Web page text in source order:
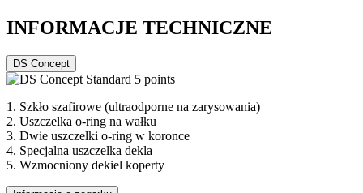
INFORMACJE TECHNICZNE
DS Concept
1. Szkło szafirowe (ultraodporne na zarysowania)
2. Uszczelka o-ring na wałku
3. Dwie uszczelki o-ring w koronce
4. Specjalna uszczelka dekla
5. Wzmocniony dekiel koperty